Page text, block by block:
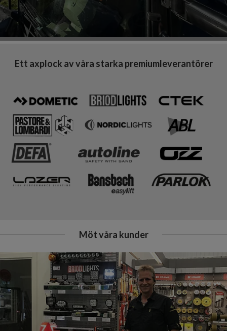
Ett axplock av våra starka premiumleverantörer
Möt våra kunder